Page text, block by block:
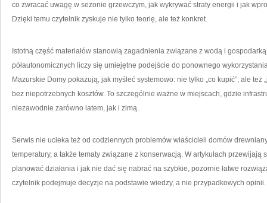
co zwracać uwagę w sezonie grzewczym, jak wykrywać straty energii i jak
Dzięki temu czytelnik zyskuje nie tylko teorię, ale też konkret.
Istotną część materiałów stanowią zagadnienia związane z wodą i
półautonomicznych liczy się umiejętne podejście do ponownego
Mazurskie Domy pokazują, jak myśleć systemowo: nie tylko „co kupić”, ale też
bez niepotrzebnych kosztów. To szczególnie ważne w miejscach, gdzie
niezawodnie zarówno latem, jak i zimą.
Serwis nie ucieka też od codziennych problemów właścicieli domów
temperatury, a także tematy związane z konserwacją. W artykułach przewijają
planować działania i jak nie dać się nabrać na szybkie, pozornie łatwe
czytelnik podejmuje decyzje na podstawie wiedzy, a nie przypadkowych opinii.